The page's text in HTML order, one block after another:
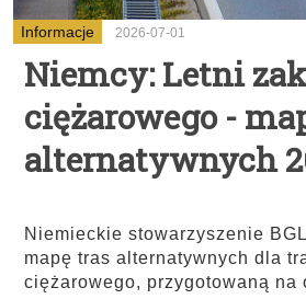
Informacje 2026-07-01
Niemcy: Letni
ciężarowego -
alternatywnych
Niemieckie stowarzyszenie
mapę tras alternatywnych dla
ciężarowego, przygotowaną na